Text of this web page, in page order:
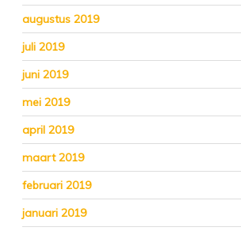
augustus 2019
juli 2019
juni 2019
mei 2019
april 2019
maart 2019
februari 2019
januari 2019